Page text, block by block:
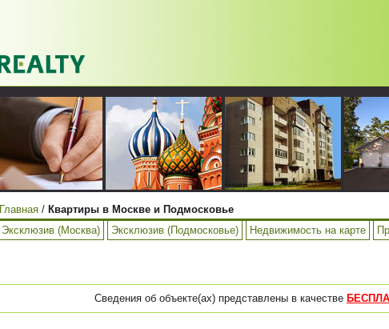
Главная / Квартиры в Москве и Подмосковье
Эксклюзив (Москва)
Эксклюзив (Подмосковье) Недвижимость на карте
Сведения об объекте(ах) представлены в качестве